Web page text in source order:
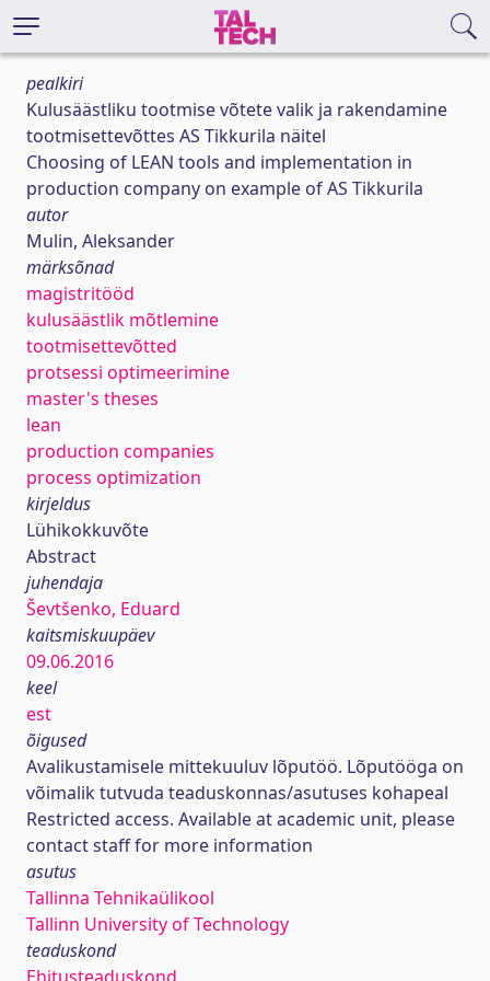
pealkiri
Kulusäästliku tootmise võtete valik ja rakendamine
tootmisettevõttes AS Tikkurila näitel
Choosing of LEAN tools and implementation in
production company on example of AS Tikkurila
autor
Mulin, Aleksander
märksõnad
magistritööd
kulusäästlik mõtlemine
tootmisettevõtted
protsessi optimeerimine
master's theses
lean
production companies
process optimization
kirjeldus
Lühikokkuvõte
Abstract
juhendaja
Ševtšenko, Eduard
kaitsmiskuupäev
09.06.2016
keel
est
õigused
Avalikustamisele mittekuuluv lõputöö. Lõputööga on
võimalik tutvuda teaduskonnas/asutuses kohapeal
Restricted access. Available at academic unit, please
contact staff for more information
asutus
Tallinna Tehnikaülikool
Tallinn University of Technology
teaduskond